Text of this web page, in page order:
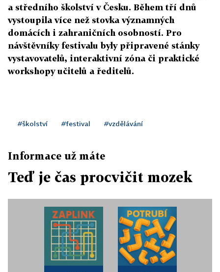
a středního školství v Česku. Během tří dnů
vystoupila více než stovka významných
domácích i zahraničních osobností. Pro
návštěvníky festivalu byly připravené stánky
vystavovatelů, interaktivní zóna či praktické
workshopy učitelů a ředitelů.
#školství #festival #vzdělávání
Informace už máte
Teď je čas procvičit mozek